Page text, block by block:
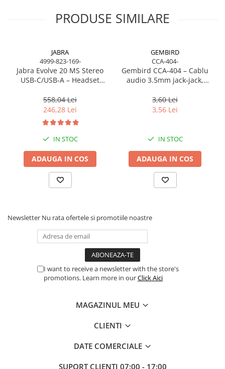
Memorii Flash
Stick-uri USB
Surse de alimentare
Surse de Alimentare PC
Ventilatoare & Sisteme de Răcire
Ventilatoare & Sisteme de Răcire
Carcase
Accesorii componente
Accesorii componente - altele
Periferice & Accesorii
Tastaturi cu Fir
Tastaturi wireless
Cabluri & Adaptoare
PRODUSE SIMILARE
JABRA
4999-823-169-
Jabra Evolve 20 MS Stereo
USB‑C/USB‑A – Headset
Certified
558,04 Lei
246,28 Lei
IN STOC
ADAUGA IN COS
GEMBIRD
CCA-404-
Gembird CCA‑404 – Cablu
audio 3.5mm jack‑jack,
3,60 Lei
3,56 Lei
IN STOC
ADAUGA IN COS
Newsletter Nu rata ofertele si promotiile noastre
I want to receive a newsletter with the store's
promotions. Learn more in ourClick Aici
MAGAZINUL MEU
CLIENTI
DATE COMERCIALE
SUPORT CLIENTI 07:00 - 17:00